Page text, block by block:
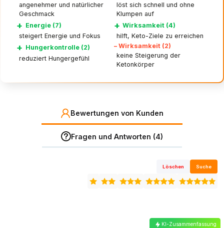
angenehmer und natürlicher
Geschmack
+ Energie (7)
steigert Energie und Fokus
+ Hungerkontrolle (2)
reduziert Hungergefühl
löst sich schnell und ohne
Klumpen auf
+ Wirksamkeit (4)
hilft, Keto-Ziele zu erreichen
– Wirksamkeit (2)
keine Steigerung der
Ketonkörper
Bewertungen von Kunden
Fragen und Antworten (4)
Löschen Suche
KI-Zusammenfassung